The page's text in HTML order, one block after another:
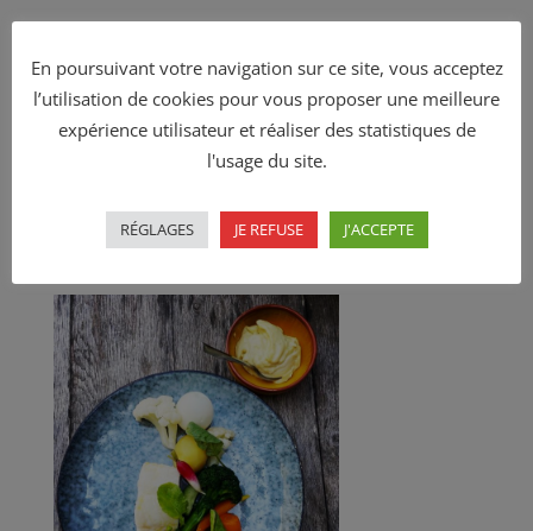
Restaurant dans le Vaucluse –
Luberon
La gastronomie… en toute
simplicité
En poursuivant votre navigation sur ce site, vous acceptez
l’utilisation de cookies pour vous proposer une meilleure
expérience utilisateur et réaliser des statistiques de
l'usage du site.
RÉGLAGES JE REFUSE J'ACCEPTE